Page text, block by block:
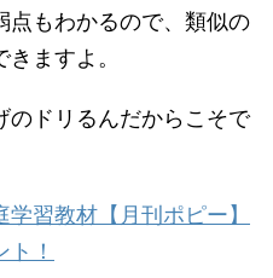
点もわかるので、類似の
ますよ。
のドリるんだからこそで
習教材【月刊ポピー】
！